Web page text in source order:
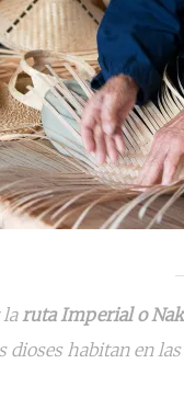
laruta Imperial o
dioses habitan en